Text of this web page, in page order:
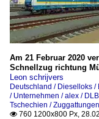
Am 21 Februar 2020
Schnellzug richtung
Leon schrijvers
Deutschland / Dieselloks
/ Unternehmen / alex /
Tschechien /
 760 1200x800 Px,